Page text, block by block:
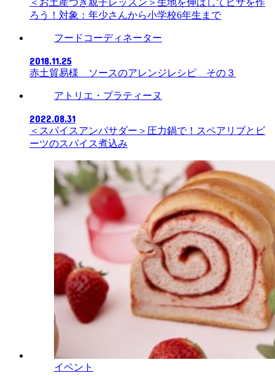
ろう！対象：年少さんから小学校6年生まで
フードコーディネーター
2018.11.25
赤土貿易様 ソースのアレンジレシピ その３
アトリエ・プラティーヌ
2022.08.31
＜スパイスアンバサダー＞圧力鍋で！スペアリブとビ
ーツのスパイス煮込み
イベント